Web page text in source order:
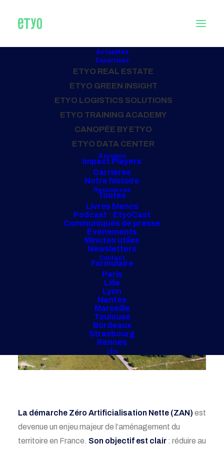
Actualités
Expertises
ETYO REAL ESTATE
ETYO GREEN INSIGHT
ETYO LOGISTICS SOLUTIONS
ETYO TRAINING ACADEMY
CANOPÉE BY ETYO
ETYO DATA CENTER
À propos
Impact Players
Carrières
Notre histoire
Ressources
Toutes
Livres blancs
Podcast : EtyoCast
Communiqués de presse
Événements
Minutes utiles
Newsletters
Contact
Formulaire
Paris
Lille
Lyon
Nantes
Marseille
Toulouse
Bordeaux
Strasbourg
Rennes
| En
La Zéro Artificialisation Nette (ZAN) :
défis et opportunités
13 novembre 2023
La démarche Zéro Artificialisation Nette (ZAN) est
devenue un enjeu majeur de l’aménagement du
territoire en France. Son objectif est clair : réduire au